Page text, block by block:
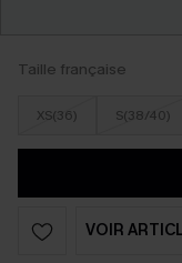
Taille française
XS(36) S(38/40)
VOIR